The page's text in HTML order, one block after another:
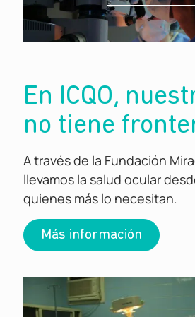
En ICQO,
no tiene
A través de la Fundación
llevamos la salud ocular
quienes más lo necesitan.
Más información